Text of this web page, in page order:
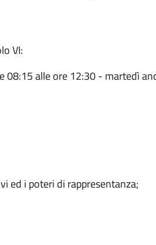
VI:
08:15 alle ore 12:30 - martedì
ed i poteri di rappresentanza;